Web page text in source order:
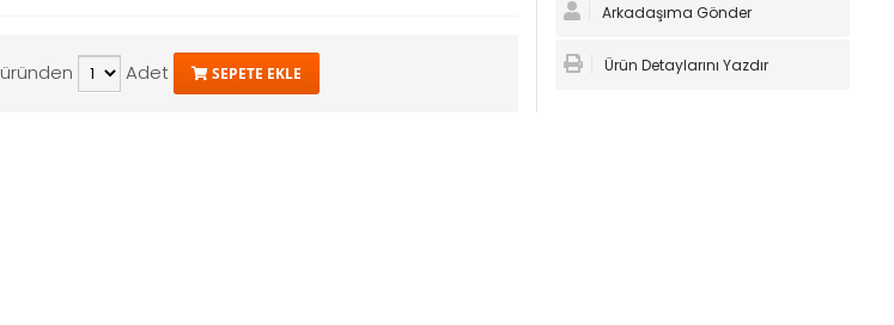
Adet SEPETE EKLE
Arkadaşıma Gönder
Ürün Detaylarını Yazdır